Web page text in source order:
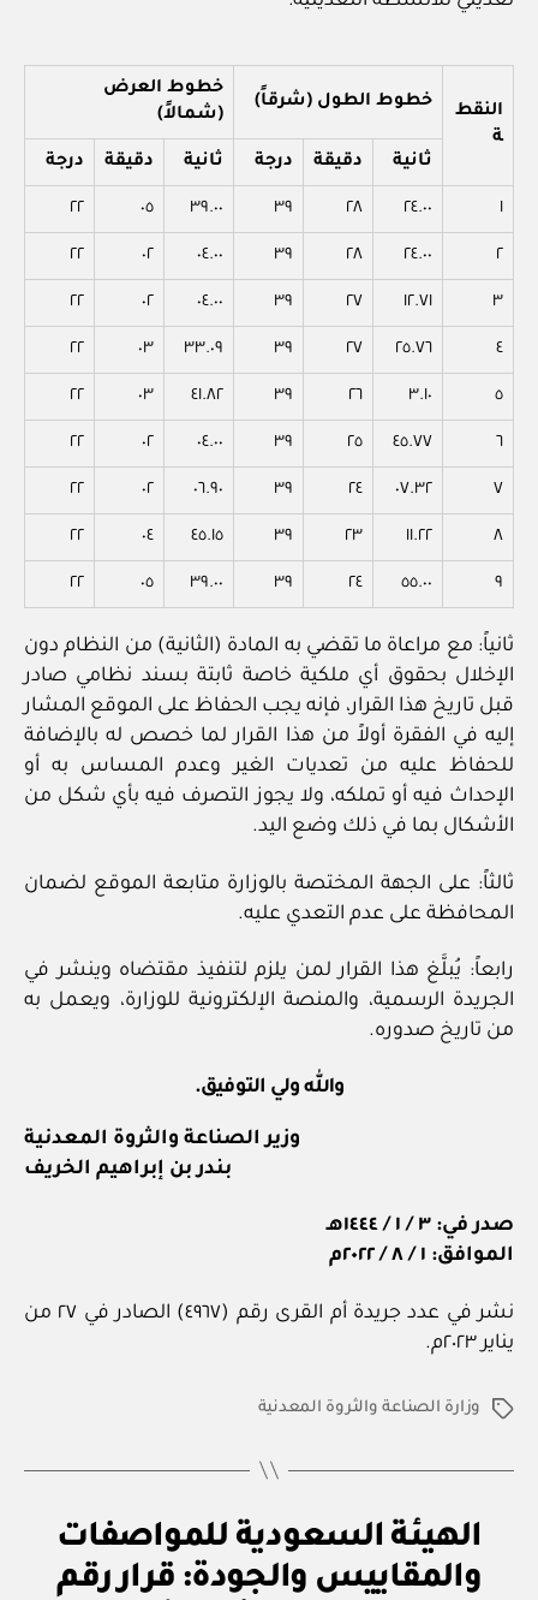
النقط
ة
خطوط الطول (شرقاً)
خطوط العرض
(شمالاً)
ثانية دقيقة درجة ثانية دقيقة درجة
١ ٢٤.٠٠ ٢٨ ٣٩ ٣٩.٠٠ ٠٥ ٢٢
٢ ٢٤.٠٠ ٢٨ ٣٩ ٠٤.٠٠ ٠٢ ٢٢
٣ ١٢.٧١ ٢٧ ٣٩ ٠٤.٠٠ ٠٢ ٢٢
٤ ٢٥.٧٦ ٢٧ ٣٩ ٣٣.٠٩ ٠٣ ٢٢
٥ ٣.١٠ ٢٦ ٣٩ ٤١.٨٢ ٠٣ ٢٢
٦ ٤٥.٧٧ ٢٥ ٣٩ ٠٤.٠٠ ٠٢ ٢٢
٧ ٠٧.٣٢ ٢٤ ٣٩ ٠٦.٩٠ ٠٢ ٢٢
٨ ١١.٢٢ ٢٣ ٣٩ ٤٥.١٥ ٠٤ ٢٢
٩ ٥٥.٠٠ ٢٤ ٣٩ ٣٩.٠٠ ٠٥ ٢٢
ثانياً: مع مراعاة ما تقضي به المادة (الثانية) من النظام دون
الإخلال بحقوق أي ملكية خاصة ثابتة بسند نظامي صادر
قبل تاريخ هذا القرار، فإنه يجب الحفاظ على الموقع المشار
إليه في الفقرة أولاً من هذا القرار لما خصص له بالإضافة
للحفاظ عليه من تعديات الغير وعدم المساس به أو
الإحداث فيه أو تملكه، ولا يجوز التصرف فيه بأي شكل من
الأشكال بما في ذلك وضع اليد.
ثالثاً: على الجهة المختصة بالوزارة متابعة الموقع لضمان
المحافظة على عدم التعدي عليه.
رابعاً: يُبلَّغ هذا القرار لمن يلزم لتنفيذ مقتضاه وينشر في
الجريدة الرسمية، والمنصة الإلكترونية للوزارة، ويعمل به
من تاريخ صدوره.
والله ولي التوفيق.
وزير الصناعة والثروة المعدنية
بندر بن إبراهيم الخريف
صدر في: ٣ / ١ / ١٤٤٤هـ
الموافق: ١ / ٨ / ٢٠٢٢م
نشر في عدد جريدة أم القرى رقم (٤٩٦٧) الصادر في ٢٧ من
يناير ٢٠٢٣م.
الوسوموزارة الصناعة والثروة المعدنية
التصنيفات
الهيئة السعودية للمواصفات
والمقاييس والجودة: قرار رقم